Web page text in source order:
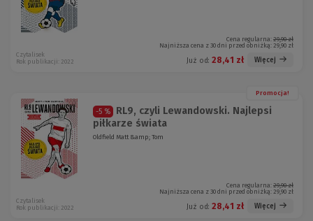
Cena regularna: 29,90 zł
Najniższa cena z 30 dni przed obniżką: 29,90 zł
Już od: 28,41 zł Więcej
Czytalisek
Rok publikacji: 2022
Promocja!
-5 %
RL9, czyli Lewandowski. Najlepsi
piłkarze świata
Oldfield Matt &amp; Tom
Cena regularna: 29,90 zł
Najniższa cena z 30 dni przed obniżką: 29,90 zł
Już od: 28,41 zł Więcej
Czytalisek
Rok publikacji: 2022